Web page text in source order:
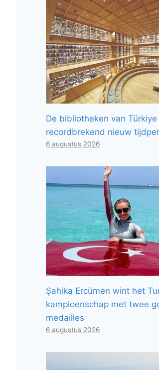
De bibliotheken van
recordbrekend nieuw
6 augustus 2026
Şahika Ercümen wint het
kampioenschap met twee
medailles
6 augustus 2026